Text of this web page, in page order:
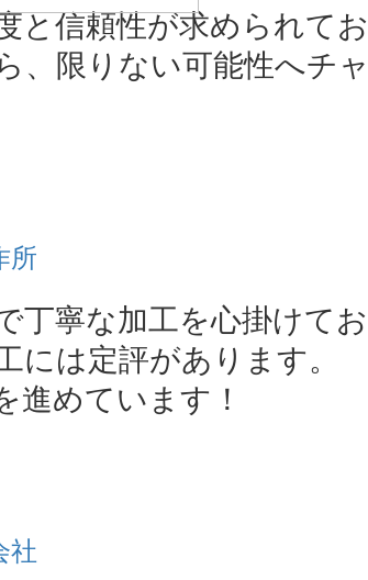
と信頼性が求められて
、限りない可能性へチ
所
丁寧な加工を心掛けてお
には定評があります。
進めています！
社